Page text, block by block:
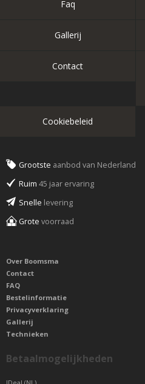
Faq
Gallerij
Contact
Cookiebeleid
Grootste aanbod van Nederland
Ruim 45 jaar ervaring
Snelle levering
Grote voorraad
Over Boomsma
Contact
FAQ
Bestelinformatie
Privacyverklaring
Gallerij
Technieken
Betaalmogelijkheden